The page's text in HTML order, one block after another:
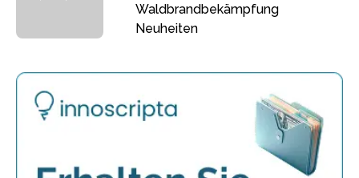
Waldbrandbekämpfung
Neuheiten